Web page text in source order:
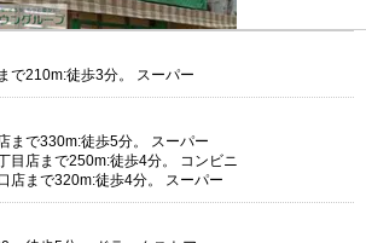
で210m:徒歩3分。 スーパー
まで330m:徒歩5分。 スーパー
目店まで250m:徒歩4分。 コンビニ
店まで320m:徒歩4分。 スーパー